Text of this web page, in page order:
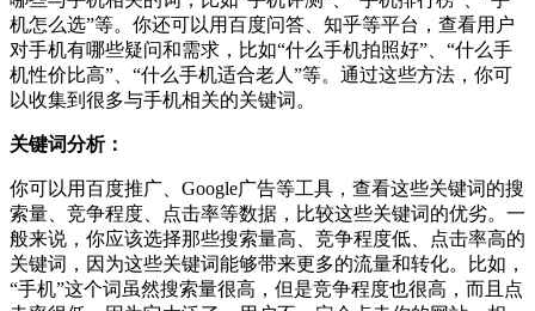
机怎么选”等。你还可以用百度问答、知乎等平台，查看用户
对手机有哪些疑问和需求，比如“什么手机拍照好”、“什么手
机性价比高”、“什么手机适合老人”等。通过这些方法，你可
以收集到很多与手机相关的关键词。
关键词分析：
你可以用百度推广、Google广告等工具，查看这些关键词的搜
索量、竞争程度、点击率等数据，比较这些关键词的优劣。一
般来说，你应该选择那些搜索量高、竞争程度低、点击率高的
关键词，因为这些关键词能够带来更多的流量和转化。比如，
“手机”这个词虽然搜索量很高，但是竞争程度也很高，而且点